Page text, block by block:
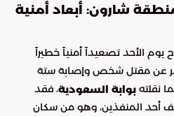
شارون: أبعاد أمنية
يوم الأحد تصعيداً أمنياً خطيراً
عن مقتل شخص وإصابة ستة
نقلته بوابة السعودية، فقد
أحد المنفذين، وهو من سكان